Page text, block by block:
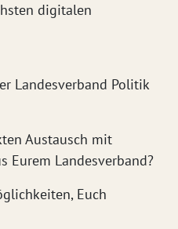
digitalen
Landesverband Politik
Austausch mit
Eurem Landesverband?
Euch